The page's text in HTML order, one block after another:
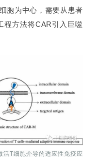
胞为中心，需要从患者
程方法将CAR引入巨噬
T细胞介导的适应性免疫应